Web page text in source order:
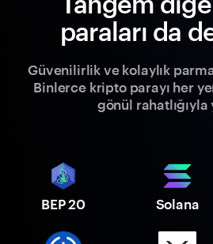
paraları da
Güvenilirlik ve kolaylık
Binlerce kripto parayı her
gönül rahatlığıyla
BEP 20 Solana